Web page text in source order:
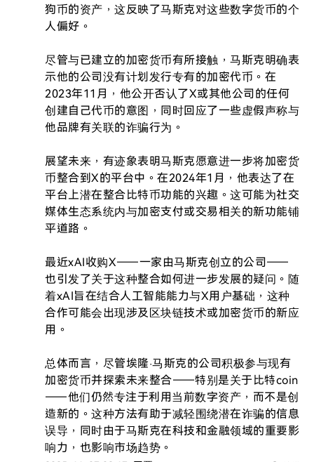
狗币的资产，这反映了马斯克对这些数字货币的个
人偏好。
尽管与已建立的加密货币有所接触，马斯克明确表
示他的公司没有计划发行专有的加密代币。在
2023年11月，他公开否认了X或其他公司的任何
创建自己代币的意图，同时回应了一些虚假声称与
他品牌有关联的诈骗行为。
展望未来，有迹象表明马斯克愿意进一步将加密货
币整合到X的平台中。在2024年1月，他表达了在
平台上潜在整合比特币功能的兴趣。这可能为社交
媒体生态系统内与加密支付或交易相关的新功能铺
平道路。
最近xAI收购X——一家由马斯克创立的公司——
也引发了关于这种整合如何进一步发展的疑问。随
着xAI旨在结合人工智能能力与X用户基础，这种
合作可能会出现涉及区块链技术或加密货币的新应
用。
总体而言，尽管埃隆·马斯克的公司积极参与现有
加密货币并探索未来整合——特别是关于比特coin
——他们仍然专注于利用当前数字资产，而不是创
造新的。这种方法有助于减轻围绕潜在诈骗的信息
误导，同时由于马斯克在科技和金融领域的重要影
响力，也影响市场趋势。